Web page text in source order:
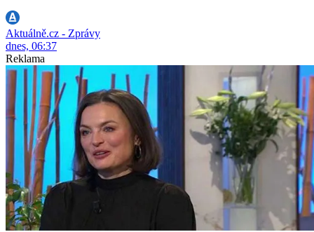
Aktuálně.cz - Zprávy
dnes, 06:37
Reklama